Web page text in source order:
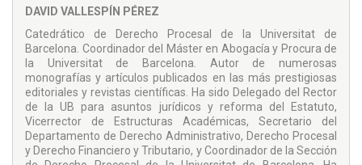
desarrollo de las campañas electorales, la transformación
digital y su repercusión en los criterios deontológicos, la
estrecha relación, no siempre fácil de conciliar, entre el
derecho de defensa y la eficiencia digital, los peligros
derivados del avance de la desinformación en orden al
avance de ideologías extremistas, la correcta comprensión
del derecho fundamental a la presunción de inocencia, la
asistencia jurídica gratuita, las lagunas de género en el
ámbito de aplicación de la IA, la ponderación del uso de
plataformas on-line en la resolución de controversias, y el
papel de la procura como agente de agilización procesal
DAVID VALLESPÍN PÉREZ
Catedrático de Derecho Procesal de la Universitat de
Barcelona. Coordinador del Máster en Abogacía y Procura de
la Universitat de Barcelona. Autor de numerosas
monografías y artículos publicados en las más prestigiosas
editoriales y revistas científicas. Ha sido Delegado del Rector
de la UB para asuntos jurídicos y reforma del Estatuto,
Vicerrector de Estructuras Académicas, Secretario del
Departamento de Derecho Administrativo, Derecho Procesal
y Derecho Financiero y Tributario, y Coordinador de la Sección